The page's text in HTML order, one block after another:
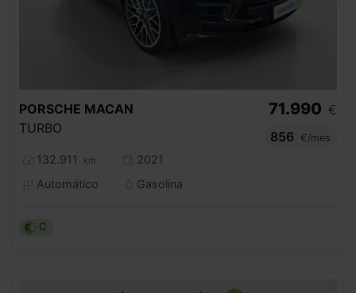
PORSCHE MACAN
TURBO
132.911 km
2021
Automático
Gasolina
71.990 €
856
€/mes
C